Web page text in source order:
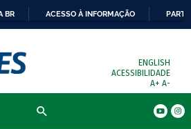
BR ACESSO À INFORMAÇÃO
ENGLISH
ACESSIBILIDADE
A+ A-